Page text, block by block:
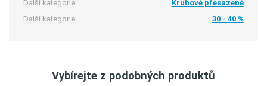
Další kategorie:
Kruhové přesazené
Další kategorie:
30 - 40 %
Vybírejte z podobných produktů